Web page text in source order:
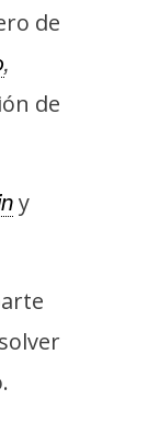
de
,
de
y